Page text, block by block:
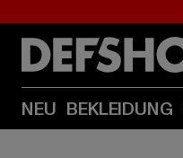
NEU BEKLEIDUNG